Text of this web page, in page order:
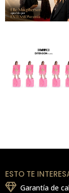
ESTO TE
Garantía de